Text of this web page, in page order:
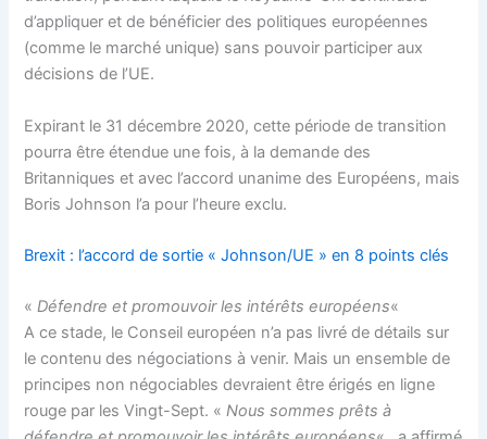
d’appliquer et de bénéficier des politiques européennes
(comme le marché unique) sans pouvoir participer aux
décisions de l’UE.
Expirant le 31 décembre 2020, cette période de transition
pourra être étendue une fois, à la demande des
Britanniques et avec l’accord unanime des Européens, mais
Boris Johnson l’a pour l’heure exclu.
Brexit : l’accord de sortie « Johnson/UE » en 8 points clés
«Défendre et promouvoir les intérêts européens«
A ce stade, le Conseil européen n’a pas livré de détails sur
le contenu des négociations à venir. Mais un ensemble de
principes non négociables devraient être érigés en ligne
rouge par les Vingt-Sept. «Nous sommes prêts à